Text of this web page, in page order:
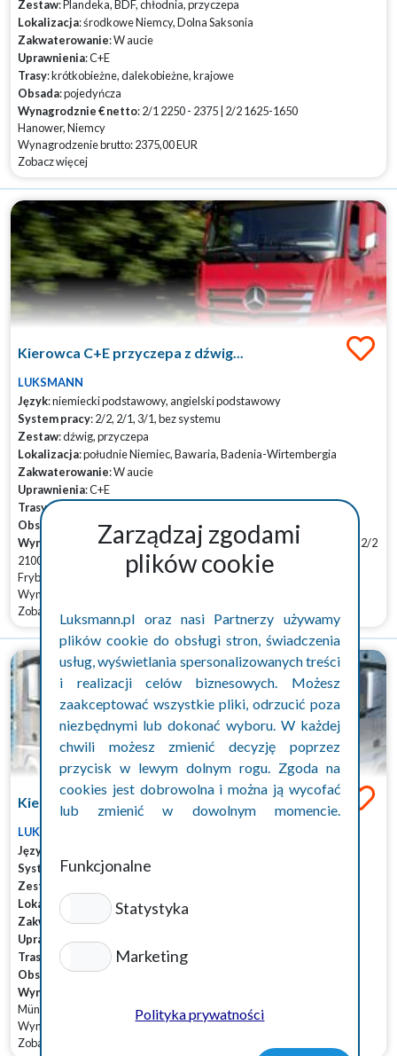
Zarządzaj zgodami
plików cookie
Luksmann.pl oraz nasi Partnerzy używamy
plików cookie do obsługi stron, świadczenia
usług, wyświetlania spersonalizowanych treści
i realizacji celów biznesowych. Możesz
zaakceptować wszystkie pliki, odrzucić poza
niezbędnymi lub dokonać wyboru. W każdej
chwili możesz zmienić decyzję poprzez
przycisk w lewym dolnym rogu. Zgoda na
cookies jest dobrowolna i można ją wycofać
lub zmienić w dowolnym momencie.
Funkcjonalne
Statystyka
Marketing
Polityka prywatności
Zestaw: Plandeka, BDF, chłodnia, przyczepa
Lokalizacja: środkowe Niemcy, Dolna Saksonia
Zakwaterowanie: W aucie
Uprawnienia: C+E
Trasy: krótkobieżne, dalekobieżne, krajowe
Obsada: pojedyńcza
Wynagrodznie € netto: 2/1 2250 - 2375 | 2/2 1625-1650
Hanower, Niemcy
Wynagrodzenie brutto: 2375,00 EUR
Zobacz więcej
Kierowca C+E przyczepa z dźwig...
LUKSMANN
Język: niemiecki podstawowy, angielski podstawowy
System pracy: 2/2, 2/1, 3/1, bez systemu
Zestaw: dźwig, przyczepa
Lokalizacja: południe Niemiec, Bawaria, Badenia-Wirtembergia
Zakwaterowanie: W aucie
Uprawnienia: C+E
Trasy: dalekobieżne, krajowe
Obsada
: pojedyńcza
Wynagrodznie € netto: 3250-3450| 3/1 2653- 3114| 2/1 2011-2785 | 2/2
2100-2300
Fryburg, Niemcy
Wynagrodzenie brutto: 3000,00 EUR
Zobacz więcej
Kierowca C+E Plandeka Münster ...
LUKSMANN
Język
System pracy: poniedziałek-piątek, bez systemu
Zestaw
Lokalizacja
: zachód, Nadrenia Północna-Westfalia
Zakwaterowanie: W aucie, hotel/mieszkanie
Uprawnienia: C+E, ADR
Trasy
: krótkobieżne, dalekobieżne, krajowe
Obsada
: pojedyńcza
Wynagrodznie € netto
Münster, Niemcy
Wynagrodzenie brutto: 2800,00 EUR
Zobacz więcej